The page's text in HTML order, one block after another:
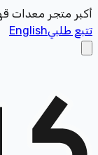
أكبر متجر معدات
تتبع طلبيEnglish